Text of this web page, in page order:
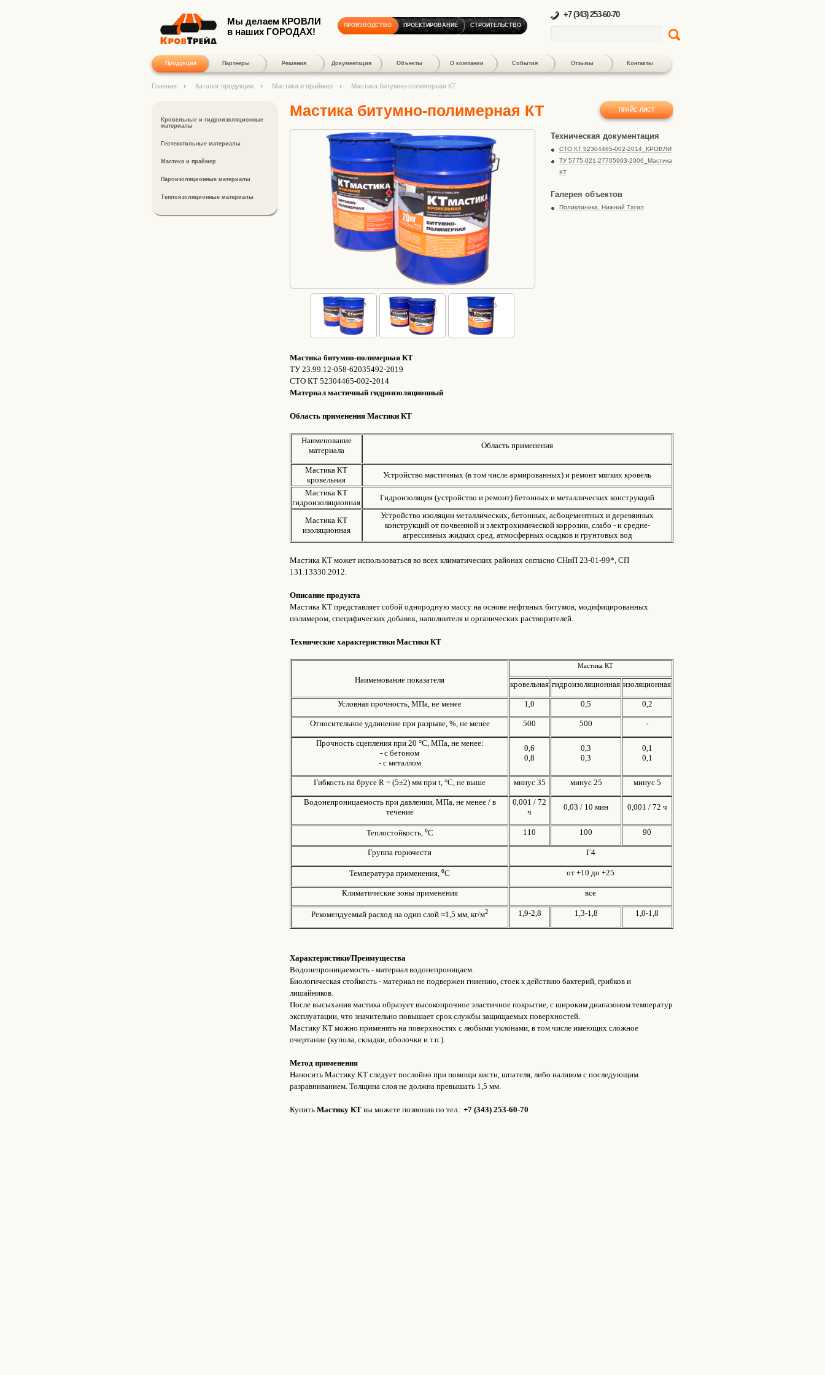
Мы делаем КРОВЛИ
в наших ГОРОДАХ!
ПРОИЗВОДСТВО ПРОЕКТИРОВАНИЕ СТРОИТЕЛЬСТВО
+7 (343) 253-60-70
Продукция Партнеры Решения Документация Объекты О компании События Отзывы Контакты
Главная Каталог продукции Мастика и праймер Мастика битумно-полимерная КТ
Кровельные и гидроизоляционные
материалы
Геотекстильные материалы
Мастика и праймер
Пароизоляционные материалы
Теплоизоляционные материалы
Мастика битумно-полимерная КТ ПРАЙС-ЛИСТ
Техническая документация
СТО КТ 52304465-002-2014_КРОВЛИ
ТУ 5775-021-27705993-2006_Мастика
КТ
Галерея объектов
Поликлиника, Нижний Тагил
Мастика битумно-полимерная КТ
ТУ 23.99.12-058-62035492-2019
СТО КТ 52304465-002-2014
Материал мастичный гидроизоляционный
Область применения Мастики КТ
Наименование
материала
Область применения
Мастика КТ
кровельная
Устройство мастичных (в том числе армированных) и ремонт мягких кровель
Мастика КТ
гидроизоляционная
Гидроизоляция (устройство и ремонт) бетонных и металлических конструкций
Мастика КТ
изоляционная
Устройство изоляции металлических, бетонных, асбоцементных и деревянных
конструкций от почвенной и электрохимической коррозии, слабо - и средне-
агрессивных жидких сред, атмосферных осадков и грунтовых вод
Мастика КТ может использоваться во всех климатических районах согласно СНиП 23-01-99*, СП
131.13330.2012.
Описание продукта
Мастика КТ представляет собой однородную массу на основе нефтяных битумов, модифицированных
полимером, специфических добавок, наполнителя и органических растворителей.
Технические характеристики Мастики КТ
Наименование показателя
Мастика КТ
кровельная гидроизоляционная изоляционная
Условная прочность, МПа, не менее 1,0 0,5 0,2
Относительное удлинение при разрыве, %, не менее 500 500 -
Прочность сцепления при 20 °С, МПа, не менее:
- с бетоном
- с металлом
0,6
0,8
0,3
0,3
0,1
0,1
Гибкость на брусе R = (5±2) мм при t, °С, не выше минус 35 минус 25 минус 5
Водонепроницаемость при давлении, МПа, не менее / в
течение
0,001 / 72
ч
0,03 / 10 мин 0,001 / 72 ч
Теплостойкость, ⁰С 110 100 90
Группа горючести Г4
Температура применения, ⁰С от +10 до +25
Климатические зоны применения все
Рекомендуемый расход на один слой ≈1,5 мм, кг/м2 1,9-2,8 1,3-1,8 1,0-1,8
Характеристики/Преимущества
Водонепроницаемость - материал водонепроницаем.
Биологическая стойкость - материал не подвержен гниению, стоек к действию бактерий, грибков и
лишайников.
После высыхания мастика образует высокопрочное эластичное покрытие, с широким диапазоном температур
эксплуатации, что значительно повышает срок службы защищаемых поверхностей.
Мастику КТ можно применять на поверхностях с любыми уклонами, в том числе имеющих сложное
очертание (купола, складки, оболочки и т.п.).
Метод применения
Наносить Мастику КТ следует послойно при помощи кисти, шпателя, либо наливом с последующим
разравниванием. Толщина слоя не должна превышать 1,5 мм.
Купить Мастику КТ вы можете позвонив по тел.: +7 (343) 253-60-70